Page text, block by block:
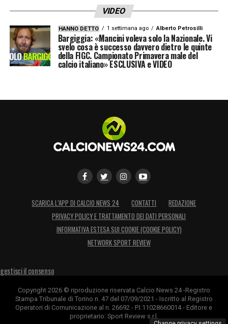
VIDEO
HANNO DETTO 1 settimana ago Alberto Petrosilli
Bargiggia: «Mancini voleva solo la Nazionale. Vi
svelo cosa è successo davvero dietro le quinte
della FIGC. Campionato Primavera male del
calcio italiano» ESCLUSIVA e VIDEO
SCARICA L’APP DI CALCIO NEWS 24 CONTATTI
REDAZIONE
PRIVACY POLICY E TRATTAMENTO DEI DATI PERSONALI
INFORMATIVA ESTESA SUI COOKIE (COOKIE POLICY)
NETWORK SPORT REVIEW
gestisci il consenso
Copyright 2026 © riproduzione riservata Calcio News 24 -Registro
Stampa Tribunale di Torino n. 47 del 07/09/2021 - Iscritto al Registro
Operatori di Comunicazione al n. 26692 - P.I.11028660014 - Editore e
proprietario: Sport Review s.r.l.